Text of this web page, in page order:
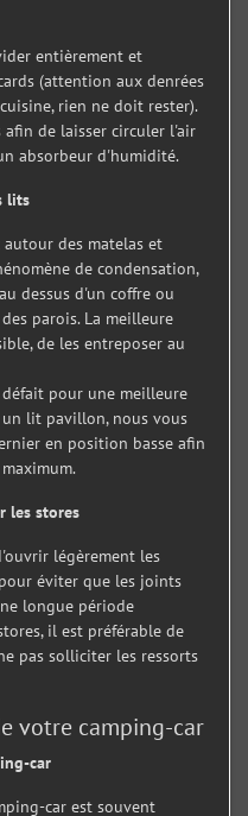
entièrement et
(attention aux denrées
rien ne doit rester).
afin de laisser circuler l'air
absorbeur d'humidité.
lits
des matelas et
de condensation,
dessus d'un coffre ou
parois. La meilleure
de les entreposer au
pour une meilleure
un lit pavillon, nous vous
en position basse afin
les stores
légèrement les
éviter que les joints
longue période
il est préférable de
pas solliciter les ressorts
votre camping-car
car
car est souvent